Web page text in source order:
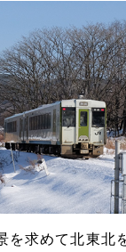
を求めて北東北